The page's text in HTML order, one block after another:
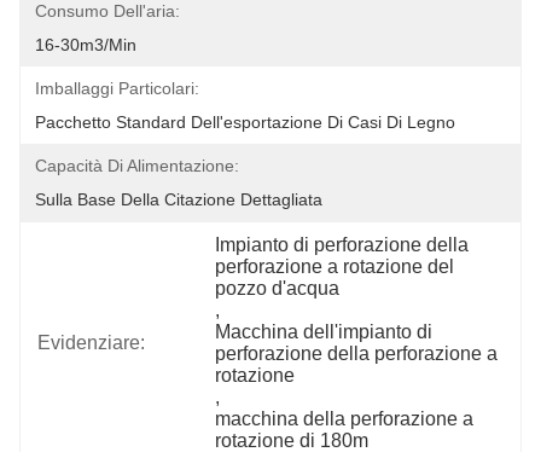
Consumo Dell'aria:
16-30m3/min
Imballaggi Particolari:
Pacchetto Standard Dell'esportazione Di Casi Di Legno
Capacità Di Alimentazione:
Sulla Base Della Citazione Dettagliata
Evidenziare:
Impianto di perforazione della
perforazione a rotazione del
pozzo d'acqua
,
Macchina dell'impianto di
perforazione della perforazione a
rotazione
,
macchina della perforazione a
rotazione di 180m